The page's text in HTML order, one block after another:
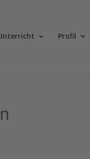
Profil